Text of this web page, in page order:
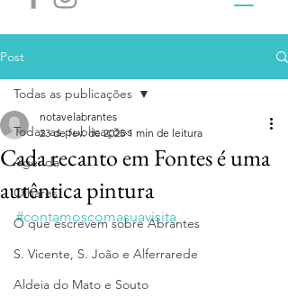
Post
Todas as publicações
Agenda
Olhares
O que escrevem sobre Abrantes
S. Vicente, S. João e Alferrarede
Aldeia do Mato e Souto
Todas as publicações
Cada recanto em Fontes é uma
autêntica pintura
notavelabrantes
23 de fev. de 2025 1 min de leitura
#contamoscomasuavisita